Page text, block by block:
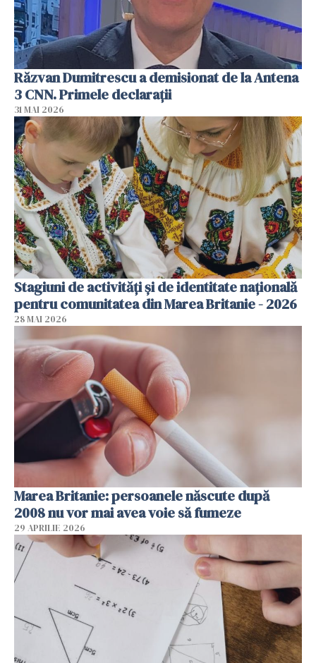
Răzvan Dumitrescu a demisionat de la Antena
3 CNN. Primele declarații
31 MAI 2026
Stagiuni de activități și de identitate națională
pentru comunitatea din Marea Britanie - 2026
28 MAI 2026
Marea Britanie: persoanele născute după
2008 nu vor mai avea voie să fumeze
29 APRILIE 2026